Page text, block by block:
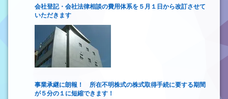
会社登記・会社法律相談の費用体系を５月１日から改訂させて
いただきます
事業承継に朗報！ 所在不明株式の株式取得手続に要する期間
が５分の１に短縮できます！